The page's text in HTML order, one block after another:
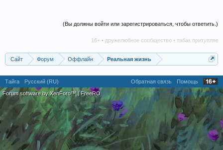
(Вы должны войти или зарегистрироваться, чтобы ответить.)
16+ • дружелюбное сообщество • табак притупляет
Сайт Форум Оффлайн Реальная жизнь
Тайга Русский (RU) Обратная связь
Помощь
Условия и правила
Forum software by XenForo™ |FreeRO